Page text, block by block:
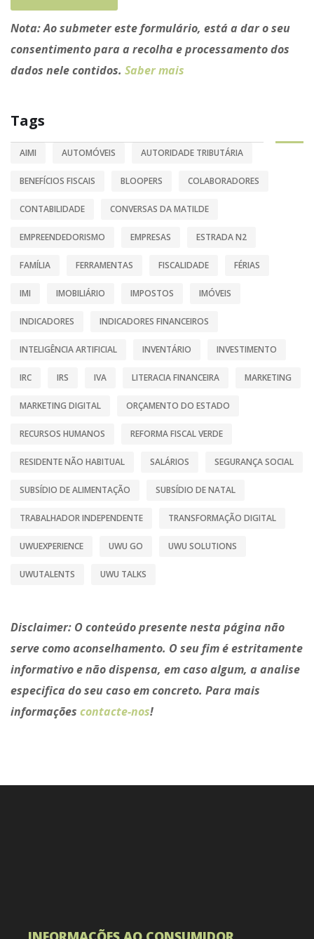
Nota:Ao submeter este formulário, está a dar o seu
consentimento para a recolha e processamento dos
dados nele contidos. Saber mais
Tags
AIMI AUTOMÓVEIS AUTORIDADE TRIBUTÁRIA
BENEFÍCIOS FISCAIS BLOOPERS COLABORADORES
CONTABILIDADE CONVERSAS DA MATILDE
EMPREENDEDORISMO EMPRESAS ESTRADA N2
FAMÍLIA FERRAMENTAS FISCALIDADE FÉRIAS
IMI IMOBILIÁRIO IMPOSTOS IMÓVEIS
INDICADORES INDICADORES FINANCEIROS
INTELIGÊNCIA ARTIFICIAL INVENTÁRIO INVESTIMENTO
IRC IRS IVA LITERACIA FINANCEIRA MARKETING
MARKETING DIGITAL ORÇAMENTO DO ESTADO
RECURSOS HUMANOS REFORMA FISCAL VERDE
RESIDENTE NÃO HABITUAL SALÁRIOS SEGURANÇA SOCIAL
SUBSÍDIO DE ALIMENTAÇÃO SUBSÍDIO DE NATAL
TRABALHADOR INDEPENDENTE TRANSFORMAÇÃO DIGITAL
UWUEXPERIENCE UWU GO UWU SOLUTIONS
UWUTALENTS UWU TALKS
Disclaimer: O conteúdo presente nesta página não
serve como aconselhamento. O seu fim é estritamente
informativo e não dispensa, em caso algum, a analise
especifica do seu caso em concreto. Para mais
informações contacte-nos!